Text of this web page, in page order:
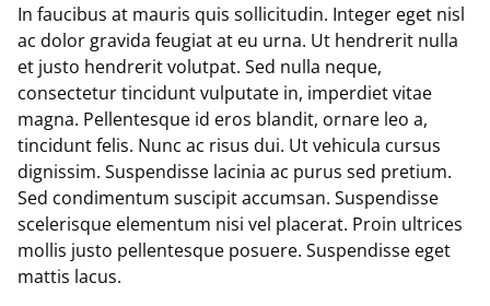
In faucibus at mauris quis sollicitudin. Integer eget nisl
ac dolor gravida feugiat at eu urna. Ut hendrerit nulla
et justo hendrerit volutpat. Sed nulla neque,
consectetur tincidunt vulputate in, imperdiet vitae
magna. Pellentesque id eros blandit, ornare leo a,
tincidunt felis. Nunc ac risus dui. Ut vehicula cursus
dignissim. Suspendisse lacinia ac purus sed pretium.
Sed condimentum suscipit accumsan. Suspendisse
scelerisque elementum nisi vel placerat. Proin ultrices
mollis justo pellentesque posuere. Suspendisse eget
mattis lacus.